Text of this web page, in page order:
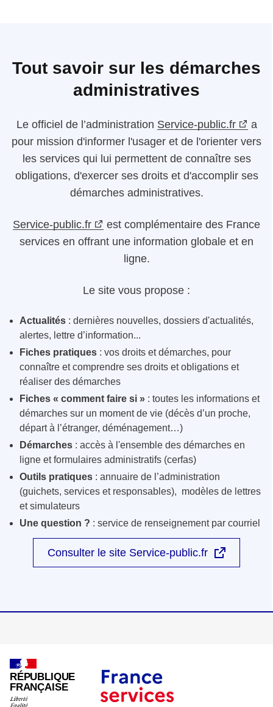
Tout savoir sur les démarches
administratives
Le officiel de l’administration Service-public.fr
a
pour mission d'informer l'usager et de l'orienter vers
les services qui lui permettent de connaître ses
obligations, d'exercer ses droits et d'accomplir ses
démarches administratives.
Service-public.fr
est complémentaire des France
services en offrant une information globale et en
ligne.
Le site vous propose :
Actualités : dernières nouvelles, dossiers d'actualités,
alertes, lettre d’information...
Fiches pratiques : vos droits et démarches, pour
connaître et comprendre ses droits et obligations et
réaliser des démarches
Fiches « comment faire si » : toutes les informations et
démarches sur un moment de vie (décès d’un proche,
départ à l’étranger, déménagement…)
Démarches : accès à l'ensemble des démarches en
ligne et formulaires administratifs (cerfas)
Outils pratiques : annuaire de l’administration
(guichets, services et responsables), modèles de lettres
et simulateurs
Une question ? : service de renseignement par courriel
Consulter le site Service-public.fr
RÉPUBLIQUE
FRANÇAISE